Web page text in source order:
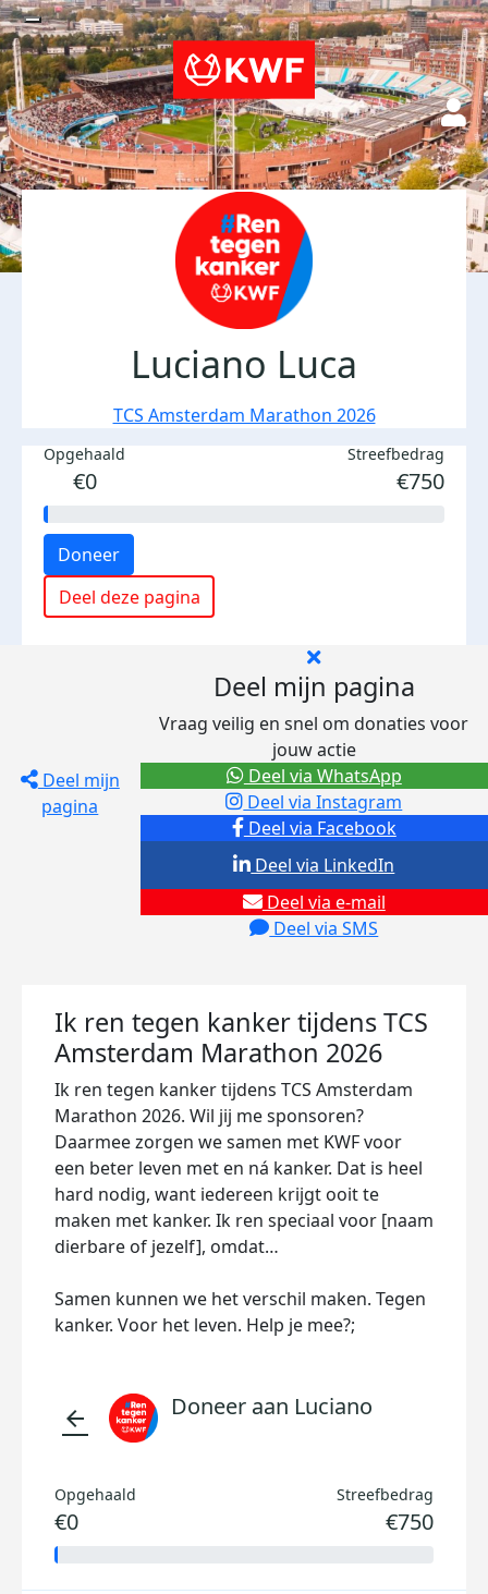
Luciano Luca
TCS Amsterdam Marathon 2026
Opgehaald
€0
Streefbedrag
€750
Doneer
Deel deze pagina
Deel mijn
pagina
Deel mijn pagina
Vraag veilig en snel om donaties voor
jouw actie
Deel via Facebook
Deel via Instagram
Deel via e-mail
Deel via SMS
Deel via LinkedIn
Deel via WhatsApp
Ik ren tegen kanker tijdens TCS
Amsterdam Marathon 2026
Ik ren tegen kanker tijdens TCS Amsterdam
Marathon 2026. Wil jij me sponsoren?
Daarmee zorgen we samen met KWF voor
een beter leven met en ná kanker. Dat is heel
hard nodig, want iedereen krijgt ooit te
maken met kanker. Ik ren speciaal voor [naam
dierbare of jezelf], omdat…
Samen kunnen we het verschil maken. Tegen
kanker. Voor het leven. Help je mee?;
arrow_back Doneer aan Luciano
Opgehaald
€0
Streefbedrag
€750